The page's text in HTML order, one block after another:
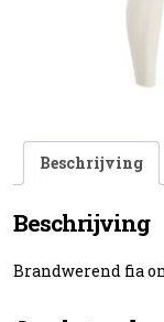
Beschrijving
Beschrijving
Brandwerend fia